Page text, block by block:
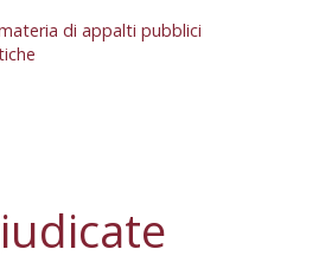
di appalti pubblici